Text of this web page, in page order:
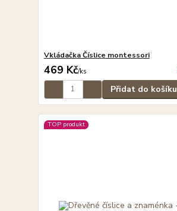
Vkládačka Číslice montessori
469 Kč/ks
Přidat do košíku
TOP produkt